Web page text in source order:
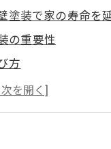
塗装で家の寿命を
の重要性
方
合う施工技術
命化の関係